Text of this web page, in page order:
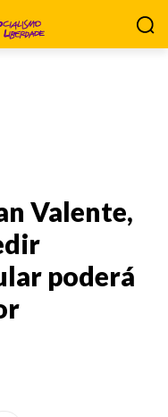
Valente,
poderá